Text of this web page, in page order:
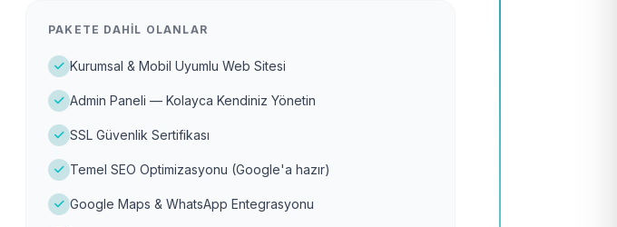
PAKETE DAHIL OLANLAR
Kurumsal & Mobil Uyumlu Web Sitesi
Admin Paneli — Kolayca Kendiniz Yönetin
SSL Güvenlik Sertifikası
Temel SEO Optimizasyonu (Google'a hazır)
Google Maps & WhatsApp Entegrasyonu